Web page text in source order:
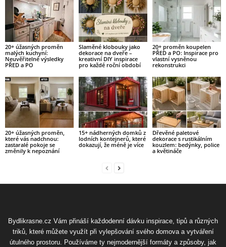
20+ úžasných proměn
malých kuchyní:
Neuvěřitelné výsledky
PŘED a PO
Slaměné klobouky jako
dekorace na dveře –
kreativní DIY inspirace
pro každé roční období
20+ proměn koupelen
PŘED a PO: Inspirace pro
vlastní vysněnou
rekonstrukci
20+ úžasných proměn,
které vás nadchnou:
zastaralé pokoje se
změnily k nepoznání
15+ nádherných domků z
lodních kontejnerů, které
dokazují, že méně je více
Dřevěné paletové
dekorace s rustikálním
kouzlem: bedýnky, police
a květináče
Bydlikrasne.cz Vám přináší každodenní dávku inspirace, tipů a různých
triků, které můžete využít při vylepšování svého domova a vytváření
útulného prostoru. Používáme ty nejmodernější formáty a způsoby, jak